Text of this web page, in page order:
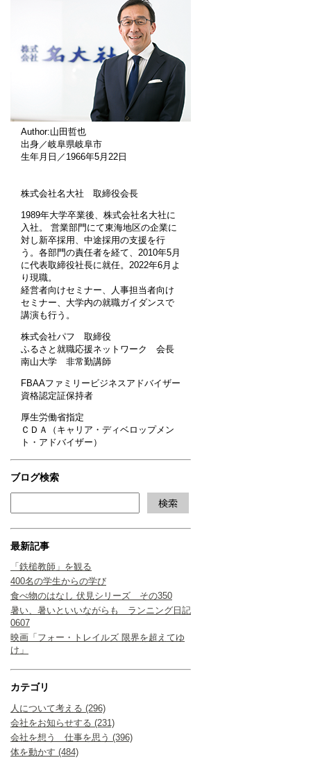
Author:山田哲也
出身／岐阜県岐阜市
生年月日／1966年5月22日
株式会社名大社 取締役会長
1989年大学卒業後、株式会社名大社に
入社。 営業部門にて東海地区の企業に
対し新卒採用、中途採用の支援を行
う。各部門の責任者を経て、2010年5月
に代表取締役社長に就任。2022年6月よ
り現職。
経営者向けセミナー、人事担当者向け
セミナー、大学内の就職ガイダンスで
講演も行う。
株式会社パフ 取締役
ふるさと就職応援ネットワーク 会長
南山大学 非常勤講師
FBAAファミリービジネスアドバイザー
資格認定証保持者
厚生労働省指定
ＣＤＡ（キャリア・ディベロップメン
ト・アドバイザー）
ブログ検索
最新記事
「鉄槌教師」を観る
400名の学生からの学び
食べ物のはなし 伏見シリーズ その350
暑い、暑いといいながらも ランニング日記
0607
映画「フォー・トレイルズ 限界を超えてゆ
け」
カテゴリ
人について考える (296)
会社をお知らせする (231)
会社を想う 仕事を思う (396)
体を動かす (484)